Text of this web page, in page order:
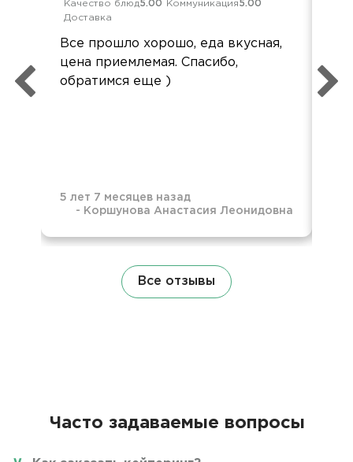
Качество блюд5.00 Коммуникация5.00
Доставка
Все прошло хорошо, еда вкусная,
цена приемлемая. Спасибо,
обратимся еще )
5 лет 7 месяцев назад
- Коршунова Анастасия Леонидовна
Все отзывы
Часто задаваемые вопросы